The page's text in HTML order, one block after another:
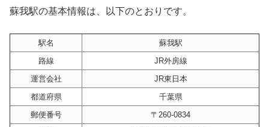
蘇我駅の基本情報は、以下のとおりです。
駅名
蘇我駅
路線
JR外房線
運営会社
JR東日本
都道府県
千葉県
郵便番号
〒260-0834